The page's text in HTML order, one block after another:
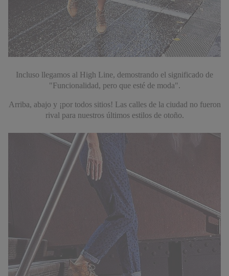
Incluso llegamos al High Line, demostrando el significado de
"Funcionalidad, pero que esté de moda".
Arriba, abajo y ¡por todos sitios! Las calles de la ciudad no fueron
rival para nuestros últimos estilos de otoño.